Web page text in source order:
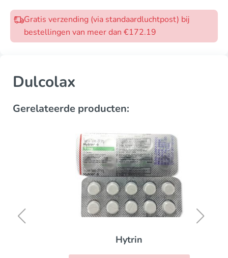
Gratis verzending (via standaardluchtpost) bij
bestellingen van meer dan €172.19
Dulcolax
Gerelateerde producten:
Hytrin